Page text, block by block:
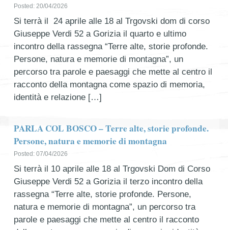
Posted: 20/04/2026
Si terrà il 24 aprile alle 18 al Trgovski dom di corso
Giuseppe Verdi 52 a Gorizia il quarto e ultimo
incontro della rassegna “Terre alte, storie profonde.
Persone, natura e memorie di montagna”, un
percorso tra parole e paesaggi che mette al centro il
racconto della montagna come spazio di memoria,
identità e relazione […]
PARLA COL BOSCO – Terre alte, storie profonde.
Persone, natura e memorie di montagna
Posted: 07/04/2026
Si terrà il 10 aprile alle 18 al Trgovski Dom di Corso
Giuseppe Verdi 52 a Gorizia il terzo incontro della
rassegna “Terre alte, storie profonde. Persone,
natura e memorie di montagna”, un percorso tra
parole e paesaggi che mette al centro il racconto